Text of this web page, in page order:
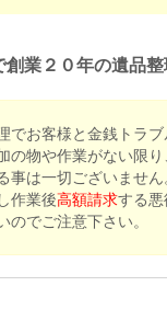
理を一括で頼みたい
いが人手がない
業２０年の遺品
でお客様と金銭トラ
の物や作業がない限り
事は一切ございません
作業後高額請求する悪
のでご注意下さい。